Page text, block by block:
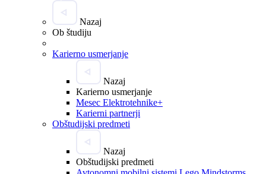
Nazaj
Ob študiju
Karierno usmerjanje
Nazaj
Karierno usmerjanje
Mesec Elektrotehnike+
Karierni partnerji
Obštudijski predmeti
Nazaj
Obštudijski predmeti